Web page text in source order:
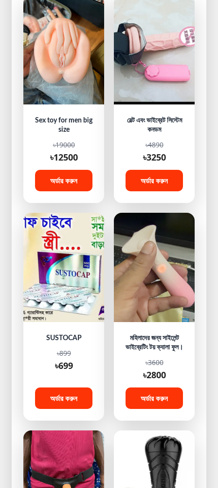
Sex toy for men big
size
৳19000
৳12500
অর্ডার করুন
বেল্ট এবং ভাইব্রেট সিস্টেম
কনডম
৳4890
৳3250
অর্ডার করুন
SUSTOCAP
৳899
৳699
অর্ডার করুন
মহিলাদের জন্য সাইলেন্ট
ভাইব্রেটিং টয় ক্যালা ফুল।
৳3600
৳2800
অর্ডার করুন